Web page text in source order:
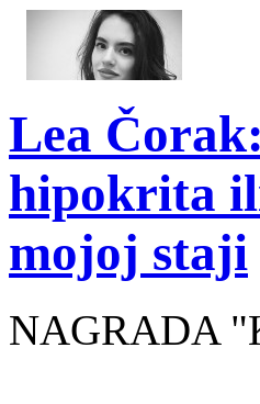
Lea
hipokrita
mojoj staji
NAGRADA